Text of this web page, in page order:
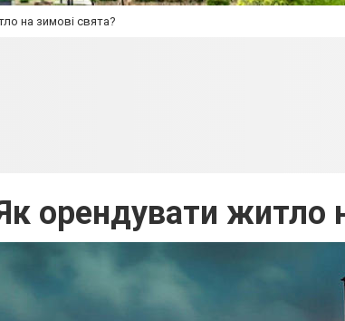
на зимові свята?
орендувати житло